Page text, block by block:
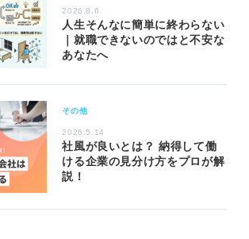
2026.8.6
人生そんなに簡単に終わらない
｜就職できないのではと不安な
あなたへ
その他
2026.5.14
社風が良いとは？ 納得して働
ける企業の見分け方をプロが解
説！